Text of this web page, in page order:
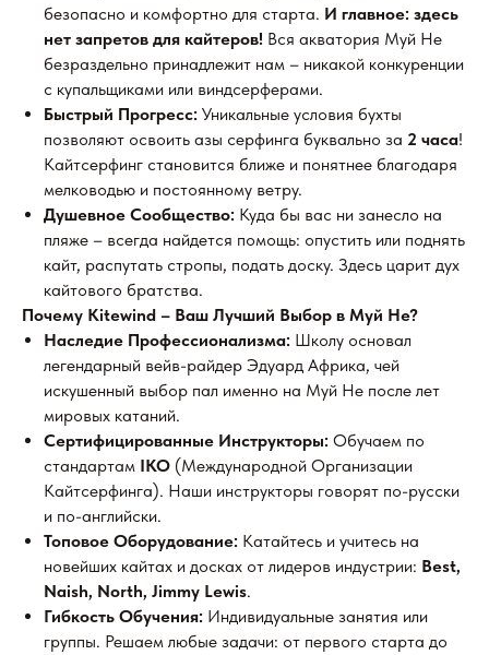
безопасно и комфортно для старта. И главное: здесь
нет запретов для кайтеров! Вся акватория Муй Не
безраздельно принадлежит нам – никакой конкуренции
с купальщиками или виндсерферами.
Быстрый Прогресс: Уникальные условия бухты
позволяют освоить азы серфинга буквально за 2 часа!
Кайтсерфинг становится ближе и понятнее благодаря
мелководью и постоянному ветру.
Душевное Сообщество: Куда бы вас ни занесло на
пляже – всегда найдется помощь: опустить или поднять
кайт, распутать стропы, подать доску. Здесь царит дух
кайтового братства.
Почему Kitewind – Ваш Лучший Выбор в Муй Не?
Наследие Профессионализма: Школу основал
легендарный вейв-райдер Эдуард Африка, чей
искушенный выбор пал именно на Муй Не после лет
мировых катаний.
Сертифицированные Инструкторы: Обучаем по
стандартам IKO (Международной Организации
Кайтсерфинга). Наши инструкторы говорят по-русски
и по-английски.
Топовое Оборудование: Катайтесь и учитесь на
новейших кайтах и досках от лидеров индустрии: Best,
Naish, North, Jimmy Lewis.
Гибкость Обучения: Индивидуальные занятия или
группы. Решаем любые задачи: от первого старта до